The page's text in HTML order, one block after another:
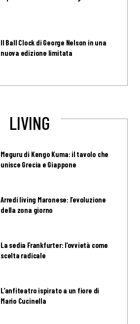
Il Ball Clock di George Nelson in una
nuova edizione limitata
LIVING
Meguru di Kengo Kuma: il tavolo che
unisce Grecia e Giappone
Arredi living Maronese: l’evoluzione
della zona giorno
La sedia Frankfurter: l’ovvietà come
scelta radicale
L’anfiteatro ispirato a un fiore di
Mario Cucinella